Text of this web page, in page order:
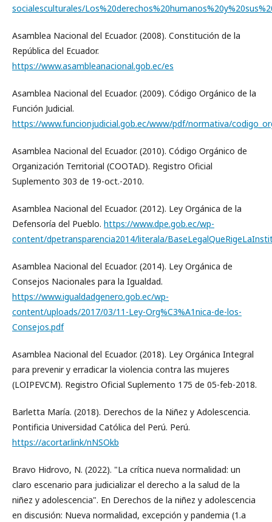
socialesculturales/
Asamblea Nacional del Ecuador. (2008). Constitución de la
República del Ecuador.
https://www.asambleanacional.gob.ec/es
Asamblea Nacional del Ecuador. (2009). Código Orgánico de la
Función Judicial.
https://www.funcionjudicial.gob.ec/www/pdf/normativa/
Asamblea Nacional del Ecuador. (2010). Código Orgánico de
Organización Territorial (COOTAD). Registro Oficial
Suplemento 303 de 19-oct.-2010.
Asamblea Nacional del Ecuador. (2012). Ley Orgánica de la
Defensoría del Pueblo. https://www.dpe.gob.ec/wp-
content/dpetransparencia2014/literala/
Asamblea Nacional del Ecuador. (2014). Ley Orgánica de
Consejos Nacionales para la Igualdad.
https://www.igualdadgenero.gob.ec/wp-
content/uploads/2017/03/11-Ley-Org%C3%A1nica-de-los-
Consejos.pdf
Asamblea Nacional del Ecuador. (2018). Ley Orgánica Integral
para prevenir y erradicar la violencia contra las mujeres
(LOIPEVCM). Registro Oficial Suplemento 175 de 05-feb-2018.
Barletta María. (2018). Derechos de la Niñez y Adolescencia.
Pontificia Universidad Católica del Perú. Perú.
https://acortar.link/nNSOkb
Bravo Hidrovo, N. (2022). "La crítica nueva normalidad: un
claro escenario para judicializar el derecho a la salud de la
niñez y adolescencia". En Derechos de la niñez y adolescencia
en discusión: Nueva normalidad, excepción y pandemia (1.a